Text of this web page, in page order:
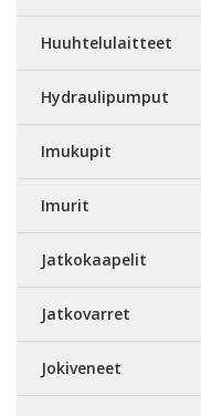
Huuhtelulaitteet
Hydraulipumput
Imukupit
Imurit
Jatkokaapelit
Jatkovarret
Jokiveneet